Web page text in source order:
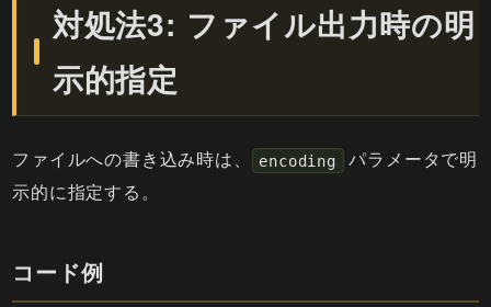
対処法3: ファイル出力時の明
示的指定
ファイルへの書き込み時は、 encoding パラメータで明
示的に指定する。
コード例